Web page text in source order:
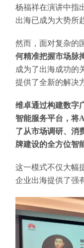
杨福祥在演讲中指
出海已成为大势所
然而，面对复杂的
何精准把握市场脉
成为了出海成功的
提供了全新的解决
维卓通过构建数字
智能服务平台，将
了从市场调研、消
牌建设的全方位智
这一模式不仅大幅
企业出海提供了强